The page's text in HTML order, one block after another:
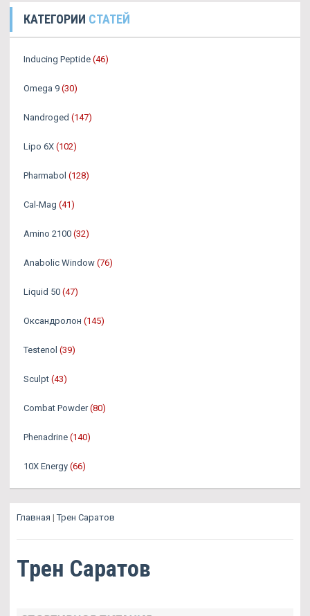
КАТЕГОРИИ СТАТЕЙ
Inducing Peptide (46)
Omega 9 (30)
Nandroged (147)
Lipo 6X (102)
Pharmabol (128)
Cal-Mag (41)
Amino 2100 (32)
Anabolic Window (76)
Liquid 50 (47)
Оксандролон (145)
Testenol (39)
Sculpt (43)
Combat Powder (80)
Phenadrine (140)
10X Energy (66)
Главная |Трен Саратов
Трен Саратов